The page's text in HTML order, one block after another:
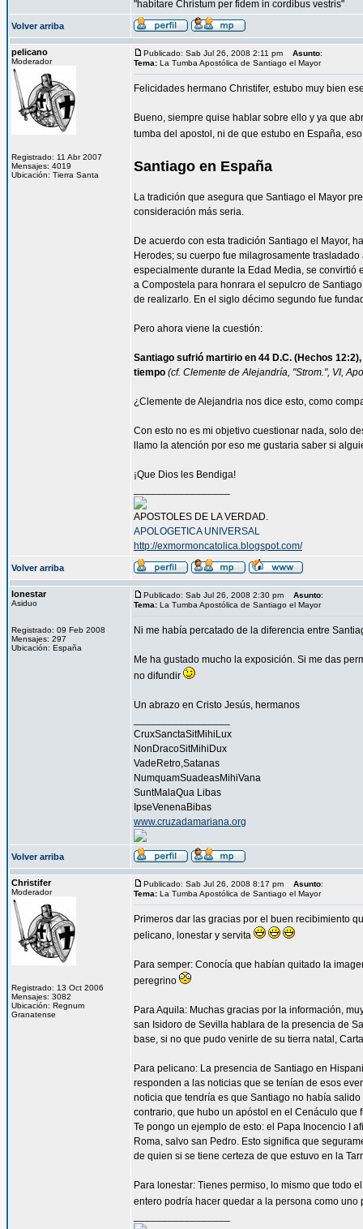
"habitare Christum per fidem in cordibus vestris"
Volver arriba
pelicano
Moderador
Registrado: 11 Abr 2007
Mensajes: 4019
Ubicación: Tierra Santa
Publicado: Sab Jul 26, 2008 2:11 pm Asunto:
Tema: La Tumba Apostólica de Santiago el Mayor
Felicidades hermano Christifer, estubo muy bien
Bueno, siempre quise hablar sobre ello y ya que
tumba del apostol, ni de que estubo en España,
Santiago en España
La tradición que asegura que Santiago el Mayor
consideración más seria.
De acuerdo con esta tradición Santiago el Mayor,
Herodes; su cuerpo fue milagrosamente
especialmente durante la Edad Media, se
a Compostela para honrara el sepulcro de
de realizarlo. En el siglo décimo segundo fue
Pero ahora viene la cuestión:
Santiago sufrió martirio en 44 D.C. (Hechos
tiempo (cf. Clemente de Alejandría, "Strom.", VI,
¿Clemente de Alejandria nos dice esto, como
Con esto no es mi objetivo cuestionar nada, solo
llamo la atención por eso me gustaria saber si
¡Que Dios les Bendiga!
APOSTOLES DE LA VERDAD.
APOLOGETICA UNIVERSAL
http://exmormoncatolica.blogspot.com/
Volver arriba
lonestar
Asiduo
Registrado: 09 Feb 2008
Mensajes: 297
Ubicación: España
Publicado: Sab Jul 26, 2008 2:30 pm Asunto:
Tema: La Tumba Apostólica de Santiago el Mayor
Ni me había percatado de la diferencia entre
Me ha gustado mucho la exposición. Si me das
no difundir
Un abrazo en Cristo Jesús, hermanos
CruxSanctaSitMihiLux
NonDracoSitMihiDux
VadeRetro,Satanas
NumquamSuadeasMihiVana
SuntMalaQua Libas
IpseVenenaBibas
www.cruzadamariana.org
Volver arriba
Christifer
Moderador
Registrado: 13 Oct 2006
Mensajes: 3082
Ubicación: Regnum
Granatense
Publicado: Sab Jul 26, 2008 8:17 pm Asunto:
Tema: La Tumba Apostólica de Santiago el Mayor
Primeros dar las gracias por el buen recibimiento
pelicano, lonestar y servita
Para semper: Conocía que habían quitado la
peregrino
Para Aquila: Muchas gracias por la información,
san Isidoro de Sevilla hablara de la presencia de
base, si no que pudo venirle de su tierra natal,
Para pelicano: La presencia de Santiago en
responden a las noticias que se tenían de esos
noticia que tendría es que Santiago no había
contrario, que hubo un apóstol en el Cenáculo que
Te pongo un ejemplo de esto: el Papa Inocencio I
Roma, salvo san Pedro. Esto significa que
de quien si se tiene certeza de que estuvo en la
Para lonestar: Tienes permiso, lo mismo que todo
entero podría hacer quedar a la persona como uno